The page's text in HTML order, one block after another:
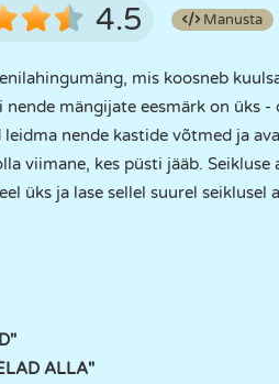
4.5 Manusta
mis koosneb
mängijate eesmärk on üks
leidma nende kastide võtmed ja
viimane, kes püsti jääb.
üks ja lase sellel suurel seiklusel
ALLA"